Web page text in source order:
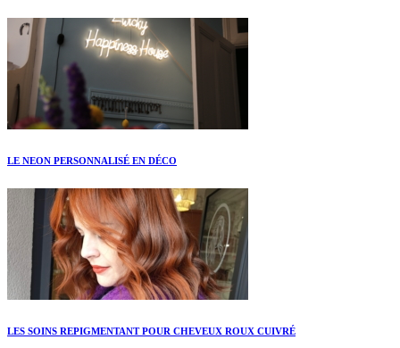
LE NEON PERSONNALISÉ EN DÉCO
LES SOINS REPIGMENTANT POUR CHEVEUX ROUX CUIVRÉ